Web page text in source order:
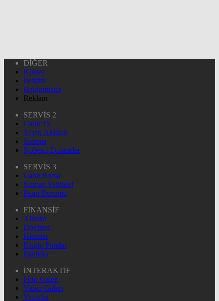
DİĞER
Künye
İletişim
Hakkımızda
Reklam
SERVİS 2
Canlı Tv
Yayın Akışları
Sinema
Nöbetçi Eczaneler
SERVİS 3
Canlı Borsa
Namaz Vakitleri
Puan Durumu
FİNANSİF
Altınlar
Dövizler
Hisseler
Kripto Paralar
Pariteler
İNTERAKTİF
Foto Galeri
Video Galeri
Yazarlar